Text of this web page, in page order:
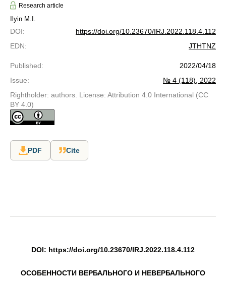
Research article
Ilyin M.I.
DOI:
https://doi.org/10.23670/IRJ.2022.118.4.112
EDN: JTHTNZ
Published:
2022/04/18
Issue:
№ 4 (118), 2022
Rightholder: authors. License: Attribution 4.0 International (CC
BY 4.0)
PDF Cite
DOI: https://doi.org/10.23670/IRJ.2022.118.4.112
ОСОБЕННОСТИ ВЕРБАЛЬНОГО И НЕВЕРБАЛЬНОГО